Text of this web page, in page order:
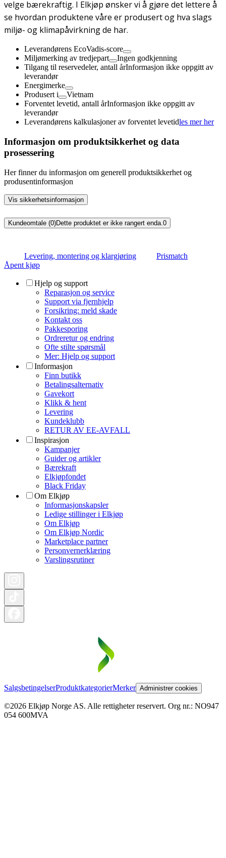
velge bærekraftig. I Elkjøp ønsker vi å gjøre det lettere å
se hvordan produktene våre er produsert og hva slags
miljø- og klimapåvirkning de har.
Leverandørens EcoVadis-score
Miljømerking av tredjepart
Ingen godkjenning
Tilgang til reservedeler, antall årInformasjon ikke oppgitt av
leverandør
Energimerke
Produsert i
Vietnam
Forventet levetid, antall årInformasjon ikke oppgitt av
leverandør
Leverandørens kalkulasjoner av forventet levetidles mer her
Informasjon om produktsikkerhet og data
prosessering
Her finner du informasjon om generell produktsikkerhet og
produsentinformasjon
Vis sikkerhetsinformasjon
Kundeomtale (0)Dette produktet er ikke rangert enda.0
Levering, montering og klargjøring
Prismatch
Åpent kjøp
Hjelp og support
Reparasjon og service
Support via fjernhjelp
Forsikring: meld skade
Kontakt oss
Pakkesporing
Ordreretur og endring
Ofte stilte spørsmål
Mer: Hjelp og support
Informasjon
Finn butikk
Betalingsalternativ
Gavekort
Klikk & hent
Levering
Kundeklubb
RETUR AV EE-AVFALL
Inspirasjon
Kampanjer
Guider og artikler
Bærekraft
Elkjøpfondet
Black Friday
Om Elkjøp
Informasjonskapsler
Ledige stillinger i Elkjøp
Om Elkjøp
Om Elkjøp Nordic
Marketplace partner
Personvernerklæring
Varslingsrutiner
SalgsbetingelserProduktkategorierMerker Administrer cookies
©2026 Elkjøp Norge AS. Alle rettigheter reservert. Org nr.: NO947
054 600MVA